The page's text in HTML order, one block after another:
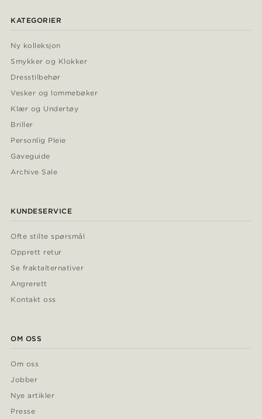
KATEGORIER
Ny kolleksjon
Smykker og Klokker
Dresstilbehør
Vesker og lommebøker
Klær og Undertøy
Briller
Personlig Pleie
Gaveguide
Archive Sale
KUNDESERVICE
Ofte stilte spørsmål
Opprett retur
Se fraktalternativer
Angrerett
Kontakt oss
OM OSS
Om oss
Jobber
Nye artikler
Presse